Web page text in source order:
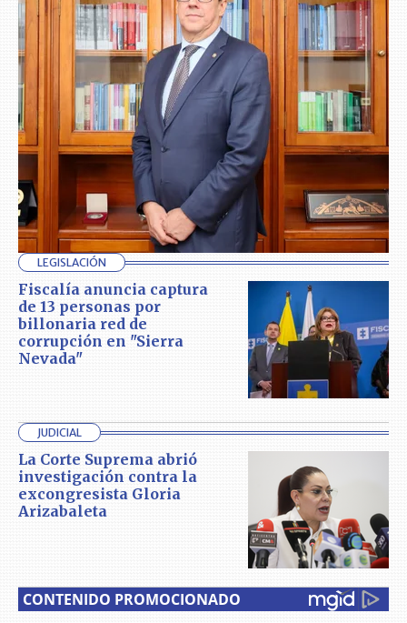
LEGISLACIÓN
Fiscalía anuncia captura
de 13 personas por
billonaria red de
corrupción en "Sierra
Nevada"
JUDICIAL
La Corte Suprema abrió
investigación contra la
excongresista Gloria
Arizabaleta